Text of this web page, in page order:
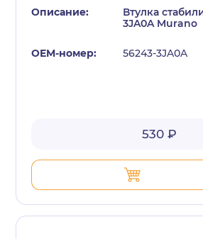
Втулка
3JA0A Murano
56243-3JA0A
530 ₽